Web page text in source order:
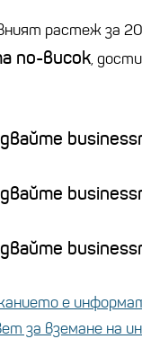
растеж за
по-висок,
е
за вземане на